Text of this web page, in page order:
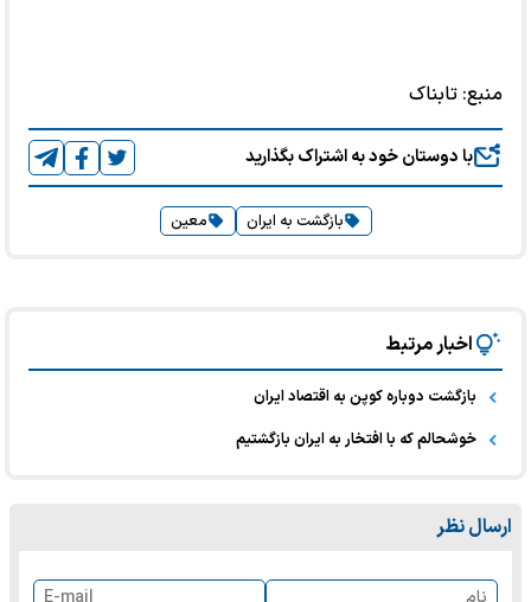
منبع: تابناک
با دوستان خود به اشتراک بگذارید
بازگشت به ایران معین
اخبار مرتبط
بازگشت دوباره کوپن به اقتصاد ایران
خوشحالم که با افتخار به ایران بازگشتیم
ارسال نظر